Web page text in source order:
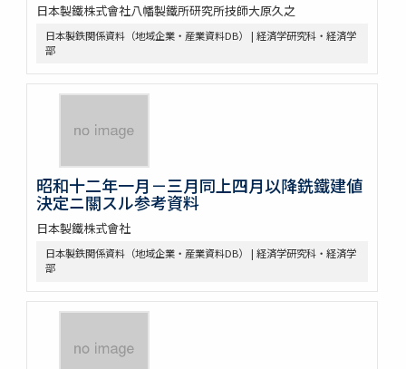
日本製鐵株式會社八幡製鐵所研究所技師大原久之
日本製鉄関係資料（地域企業・産業資料DB） | 経済学研究科・経済学
部
昭和十二年一月－三月同上四月以降銑鐵建値
決定ニ關スル参考資料
日本製鐵株式會社
日本製鉄関係資料（地域企業・産業資料DB） | 経済学研究科・経済学
部